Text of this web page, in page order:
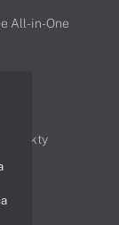
All-in-One
Produkty